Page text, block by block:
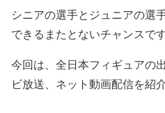
シニアの選手とジュニアの選
できるまたとないチャンスで
今回は、全日本フィギュアの
ビ放送、ネット動画配信を紹